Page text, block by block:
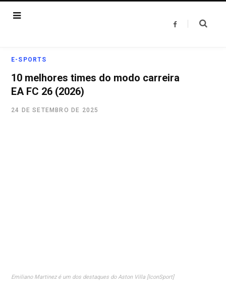
F
E-SPORTS
10 melhores times do modo carreira
EA FC 26 (2026)
24 DE SETEMBRO DE 2025
Emiliano Martinez é um dos destaques do Aston Villa [IconSport]